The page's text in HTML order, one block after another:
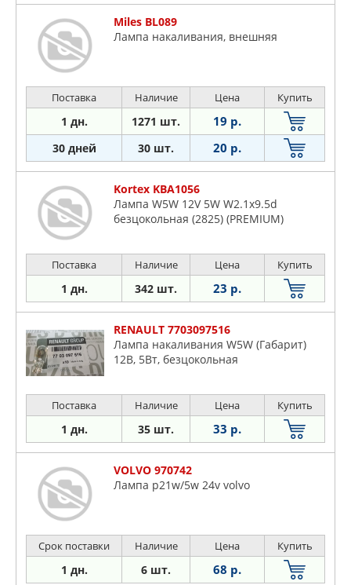
Miles BL089
Лампа накаливания, внешняя
Поставка Наличие Цена Купить
1 дн. 1271 шт. 19 р.
30 дней 30 шт. 20 р.
Kortex KBA1056
Лампа W5W 12V 5W W2.1x9.5d
безцокольная (2825) (PREMIUM)
Поставка Наличие Цена Купить
1 дн. 342 шт. 23 р.
RENAULT 7703097516
Лампа накаливания W5W (Габарит)
12В, 5Вт, безцокольная
Поставка Наличие Цена Купить
1 дн. 35 шт. 33 р.
VOLVO 970742
Лампа p21w/5w 24v volvo
Срок поставки Наличие Цена Купить
1 дн. 6 шт. 68 р.